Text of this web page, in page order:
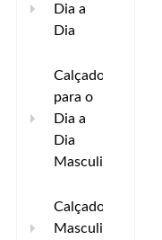
Dia a
Dia
Calçados
para o
Dia a
Dia
Masculino
Calçados
Masculinos